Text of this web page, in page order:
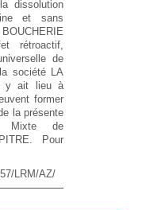
dissolution
et sans
rétroactif,
de
société LA
y ait lieu à
former
la présente
Mixte de
Pour
LRM/AZ/